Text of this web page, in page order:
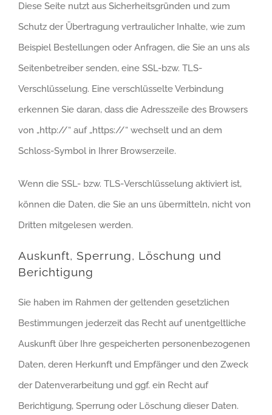
Diese Seite nutzt aus Sicherheitsgründen und zum
Schutz der Übertragung vertraulicher Inhalte, wie zum
Beispiel Bestellungen oder Anfragen, die Sie an uns als
Seitenbetreiber senden, eine SSL-bzw. TLS-
Verschlüsselung. Eine verschlüsselte Verbindung
erkennen Sie daran, dass die Adresszeile des Browsers
von „http://“ auf „https://“ wechselt und an dem
Schloss-Symbol in Ihrer Browserzeile.
Wenn die SSL- bzw. TLS-Verschlüsselung aktiviert ist,
können die Daten, die Sie an uns übermitteln, nicht von
Dritten mitgelesen werden.
Auskunft, Sperrung, Löschung und
Berichtigung
Sie haben im Rahmen der geltenden gesetzlichen
Bestimmungen jederzeit das Recht auf unentgeltliche
Auskunft über Ihre gespeicherten personenbezogenen
Daten, deren Herkunft und Empfänger und den Zweck
der Datenverarbeitung und ggf. ein Recht auf
Berichtigung, Sperrung oder Löschung dieser Daten.